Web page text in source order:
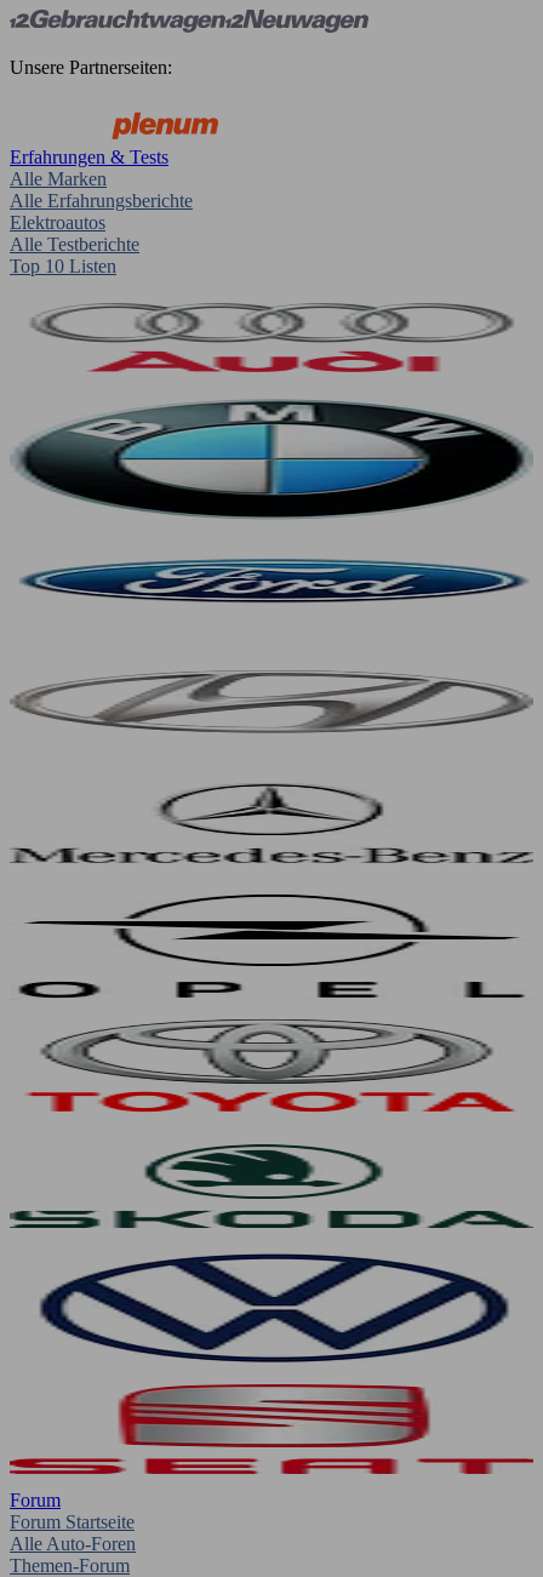
Unsere Partnerseiten:
Erfahrungen & Tests
Alle Marken
Alle Erfahrungsberichte
Elektroautos
Alle Testberichte
Top 10 Listen
Forum
Forum Startseite
Alle Auto-Foren
Themen-Forum